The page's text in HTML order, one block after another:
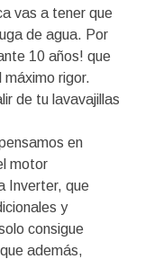
vas a tener que
de agua. Por
10 años! que
máximo rigor.
de tu lavavajillas
en
motor
Inverter, que
y
consigue
además,